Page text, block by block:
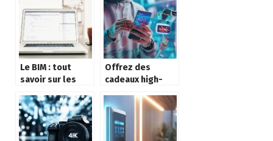
fournisseur
d’accès à
Internet
Le BIM : tout
savoir sur les
d’utiliser cette
technologie en
construction
Offrez des
cadeaux high-
smartphone
tendance pour la
fête des pères